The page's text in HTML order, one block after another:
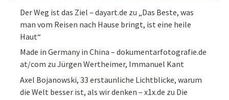
Der Weg ist das Ziel – dayart.de zu „Das Beste, was
man vom Reisen nach Hause bringt, ist eine heile
Haut“
Made in Germany in China – dokumentarfotografie.de
at/com zuJürgen Wertheimer, Immanuel Kant
Axel Bojanowski, 33 erstaunliche Lichtblicke, warum
die Welt besser ist, als wir denken – x1x.de zu Die